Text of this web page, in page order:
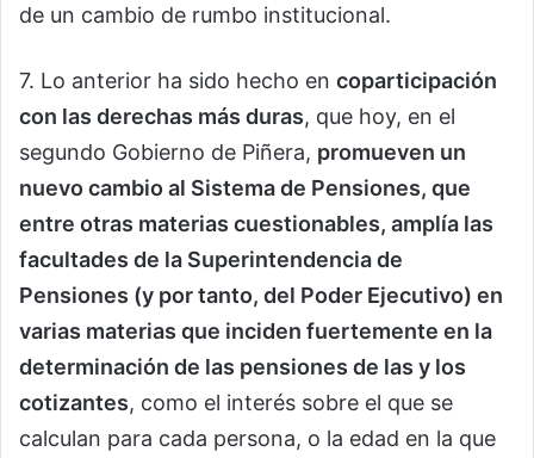
de un cambio de rumbo institucional.
7. Lo anterior ha sido hecho en coparticipación
con las derechas más duras, que hoy, en el
segundo Gobierno de Piñera, promueven un
nuevo cambio al Sistema de Pensiones, que
entre otras materias cuestionables, amplía las
facultades de la Superintendencia de
Pensiones (y por tanto, del Poder Ejecutivo) en
varias materias que inciden fuertemente en la
determinación de las pensiones de las y los
cotizantes, como el interés sobre el que se
calculan para cada persona, o la edad en la que